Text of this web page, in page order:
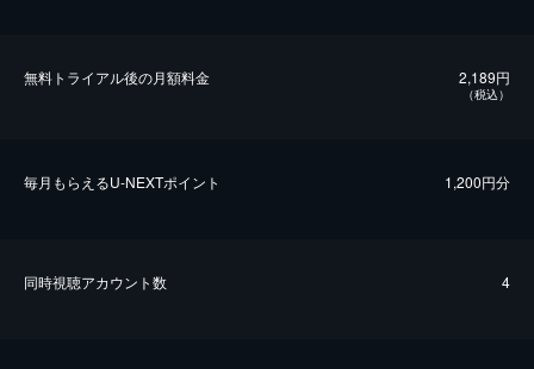
無料トライアル後の⽉額料金 2,189円
（税込）
毎⽉もらえるU-NEXTポイント 1,200円分
同時視聴アカウント数 4